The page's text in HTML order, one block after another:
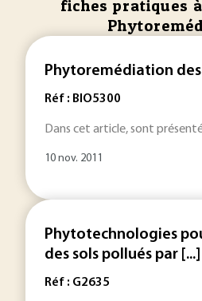
fiches pratiques
Phytoremédiation des
Réf : BIO5300
Dans cet article, sont
10 nov. 2011
Phytotechnologies
des sols pollués par [...]
Réf : G2635